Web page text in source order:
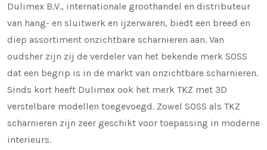
Dulimex B.V., internationale groothandel en distributeur
van hang- en sluitwerk en ijzerwaren, biedt een breed en
diep assortiment onzichtbare scharnieren aan. Van
oudsher zijn zij de verdeler van het bekende merk SOSS
dat een begrip is in de markt van onzichtbare scharnieren.
Sinds kort heeft Dulimex ook het merk TKZ met 3D
verstelbare modellen toegevoegd. Zowel SOSS als TKZ
scharnieren zijn zeer geschikt voor toepassing in moderne
interieurs.